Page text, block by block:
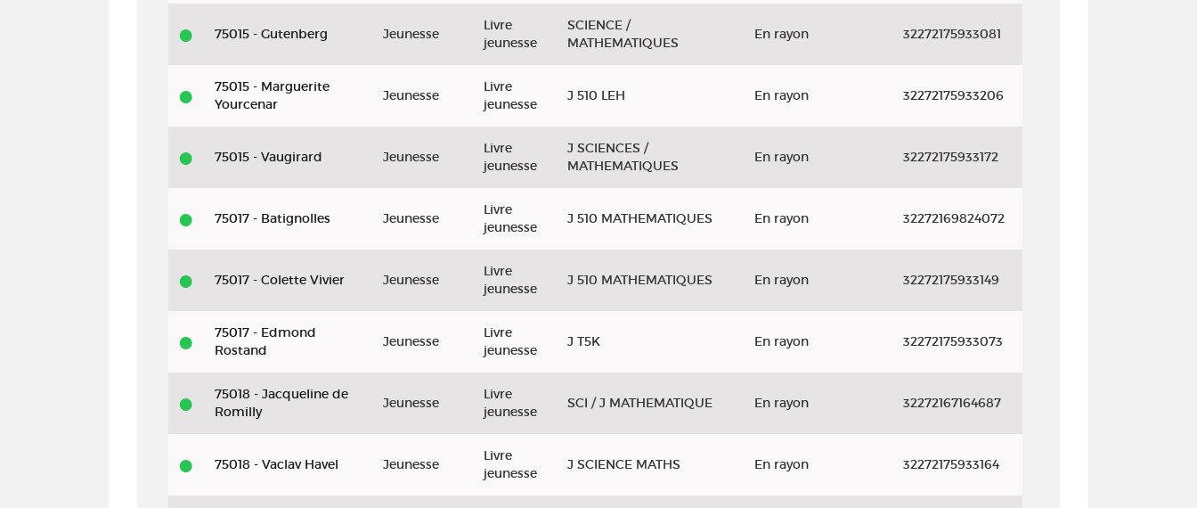
75015 - Gutenberg Jeunesse
Livre
jeunesse
SCIENCE /
MATHEMATIQUES
En rayon 32272175933081
75015 - Marguerite
Yourcenar
Jeunesse
Livre
jeunesse
J 510 LEH En rayon 32272175933206
75015 - Vaugirard Jeunesse
Livre
jeunesse
J SCIENCES /
MATHEMATIQUES
En rayon 32272175933172
75017 - Batignolles Jeunesse
Livre
jeunesse
J 510 MATHEMATIQUES En rayon 32272169824072
75017 - Colette Vivier Jeunesse
Livre
jeunesse
J 510 MATHEMATIQUES En rayon 32272175933149
75017 - Edmond
Rostand
Jeunesse
Livre
jeunesse
J T5K En rayon 32272175933073
75018 - Jacqueline de
Romilly
Jeunesse
Livre
jeunesse
SCI / J MATHEMATIQUE En rayon 32272167164687
75018 - Vaclav Havel Jeunesse
Livre
jeunesse
J SCIENCE MATHS En rayon 32272175933164